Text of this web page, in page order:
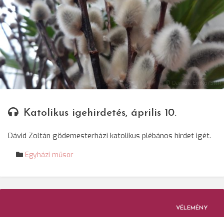
© Darvas Enikő/SRR
Katolikus igehirdetés, április 10.
Dávid Zoltán gödemesterházi katolikus plébános hirdet igét.
Egyházi műsor
VÉLEMÉNY